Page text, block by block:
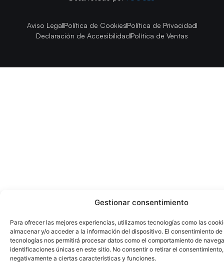
Gestionar consentimiento
Para ofrecer las mejores experiencias, utilizamos tecnologías como las
almacenar y/o acceder a la información del dispositivo. El consentimiento de
tecnologías nos permitirá procesar datos como el comportamiento de
identificaciones únicas en este sitio. No consentir o retirar el
negativamente a ciertas características y funciones.
Aviso LegalPolítica de CookiesPolítica de Privacidad
Declaración de AccesibilidadPolítica de Ventas